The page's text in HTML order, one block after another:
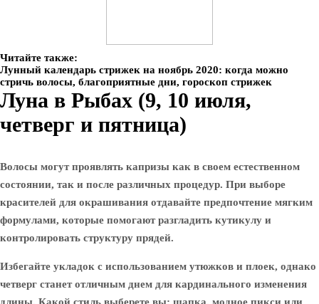
Читайте также:
Лунный календарь стрижек на ноябрь 2020: когда можно
стричь волосы, благоприятные дни, гороскоп стрижек
Луна в Рыбах (9, 10 июля,
четверг и пятница)
Волосы могут проявлять капризы как в своем естественном
состоянии, так и после различных процедур. При выборе
красителей для окрашивания отдавайте предпочтение мягким
формулами, которые помогают разгладить кутикулу и
контролировать структуру прядей.
Избегайте укладок с использованием утюжков и плоек, однако
четверг станет отличным днем для кардинального изменения